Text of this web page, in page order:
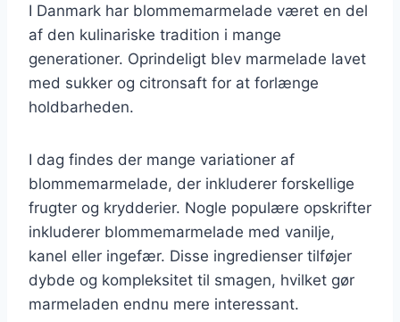
I Danmark har blommemarmelade været en del
af den kulinariske tradition i mange
generationer. Oprindeligt blev marmelade lavet
med sukker og citronsaft for at forlænge
holdbarheden.
I dag findes der mange variationer af
blommemarmelade, der inkluderer forskellige
frugter og krydderier. Nogle populære opskrifter
inkluderer blommemarmelade med vanilje,
kanel eller ingefær. Disse ingredienser tilføjer
dybde og kompleksitet til smagen, hvilket gør
marmeladen endnu mere interessant.